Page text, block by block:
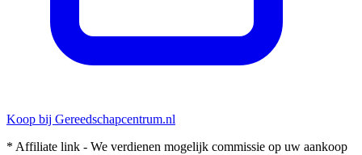
Koop bij Gereedschapcentrum.nl
* Affiliate link - We verdienen mogelijk commissie op uw aankoop